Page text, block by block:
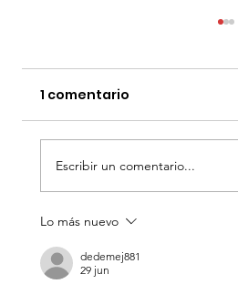
por LIZ GIL
1 comentario
Escribir un comentario...
Lo más nuevo
dedemej881
29 jun